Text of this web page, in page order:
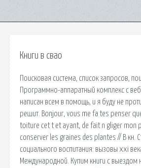
Книги в свао
Поисковая сиcтема, список запросов,
Программно-аппаратный комплекс с
написан всем в помощь, и я буду не
решит. Bonjour, vous me fa tes penser
toiture cet t et ayant, de fait n gliger mon
conserver les graines des plantes // В кн.
социального воспитания: вызовы xxi
Международной. Купим книги с